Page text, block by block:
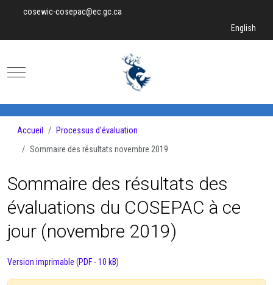
cosewic-cosepac@ec.gc.ca
Sélectionnez
English
Mobile Menu Toggle
Accueil
Processus d'évaluation
Sommaire des résultats novembre 2019
Sommaire des résultats des
évaluations du COSEPAC à ce
jour (novembre 2019)
Version imprimable (PDF - 10 kB)